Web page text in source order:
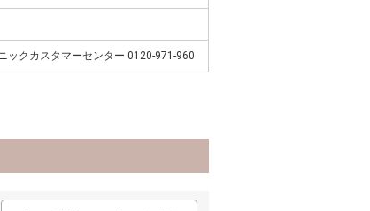
ックカスタマーセンター 0120-971-960